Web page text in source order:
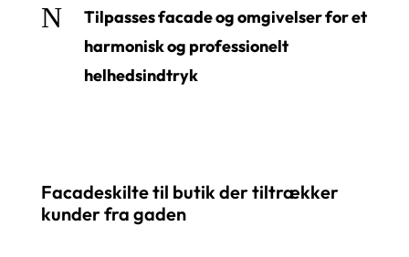
N
Tilpasses facade og omgivelser for et
harmonisk og professionelt
helhedsindtryk
Facadeskilte til butik der tiltrækker
kunder fra gaden